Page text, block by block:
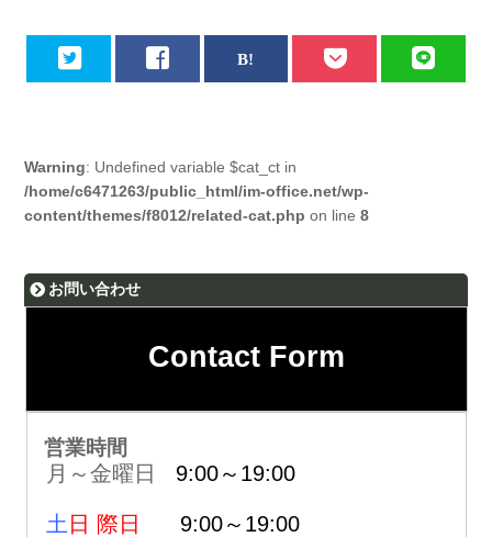
Warning: Undefined variable $cat_ct in
/home/c6471263/public_html/im-office.net/wp-
content/themes/f8012/related-cat.php on line8
お問い合わせ
Contact Form
営業時間
月～金曜日 9:00～19:00
土 日 際日 9:00～19:00